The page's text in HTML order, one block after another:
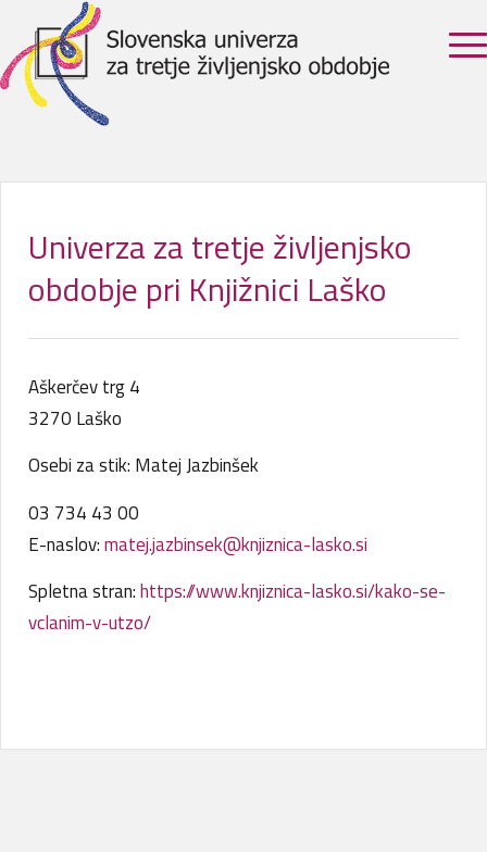
Univerza za tretje življenjsko
obdobje pri Knjižnici Laško
Aškerčev trg 4
3270 Laško
Osebi za stik: Matej Jazbinšek
03 734 43 00
E-naslov:matej.jazbinsek@knjiznica-lasko.si
Spletna stran:https://www.knjiznica-lasko.si/kako-se-
vclanim-v-utzo/